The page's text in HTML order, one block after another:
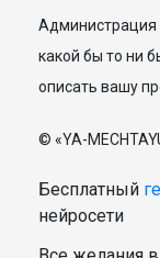
Администрация
какой бы то ни
описать вашу
© «YA-
Бесплатный
нейросети